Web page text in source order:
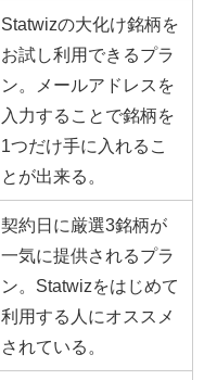
Statwizの大化け銘柄を
お試し利用できるプラ
ン。メールアドレスを
入力することで銘柄を
1つだけ手に入れるこ
とが出来る。
契約日に厳選3銘柄が
一気に提供されるプラ
ン。Statwizをはじめて
利用する人にオススメ
されている。